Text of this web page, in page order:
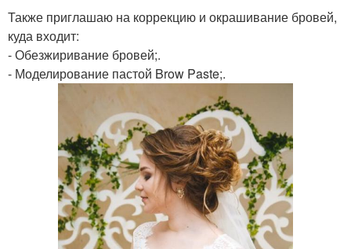
Также приглашаю на коррекцию и окрашивание бровей,
куда входит:
- Обезжиривание бровей;.
- Моделирование пастой Brow Paste;.